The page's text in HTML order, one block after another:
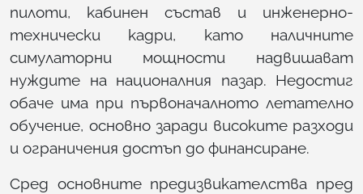
пилоти, кабинен състав и инженерно-
технически кадри, като наличните
симулаторни мощности надвишават
нуждите на националния пазар. Недостиг
обаче има при първоначалното летателно
обучение, основно заради високите разходи
и ограничения достъп до финансиране.
Сред основните предизвикателства пред